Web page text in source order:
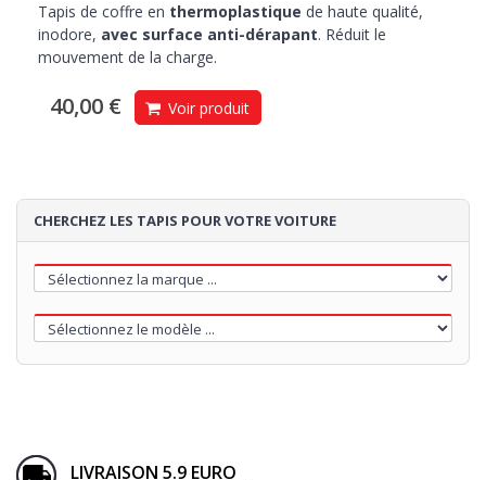
Tapis de coffre en thermoplastique de haute qualité,
inodore, avec surface anti-dérapant. Réduit le
mouvement de la charge.
40,00 € Voir produit
CHERCHEZ LES TAPIS POUR VOTRE VOITURE
LIVRAISON 5.9 EURO